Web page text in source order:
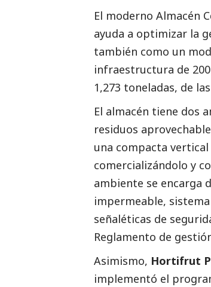
El moderno Almacén
ayuda a optimizar la
también como un
infraestructura de
1,273 toneladas, de
El almacén tiene dos
residuos
una compacta
comercializándolo y
ambiente se encarga
impermeable,
señaléticas de
Reglamento de
Asimismo, Hortifrut
implementó el